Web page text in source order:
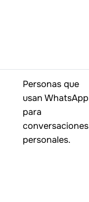
Personas que
usan WhatsApp
para
conversaciones
personales.